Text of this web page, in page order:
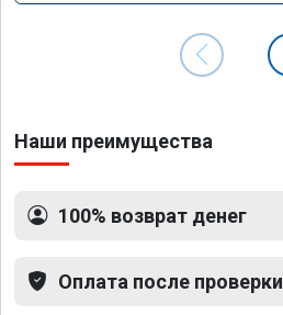
Наши преимущества
100% возврат денег
Оплата после проверки